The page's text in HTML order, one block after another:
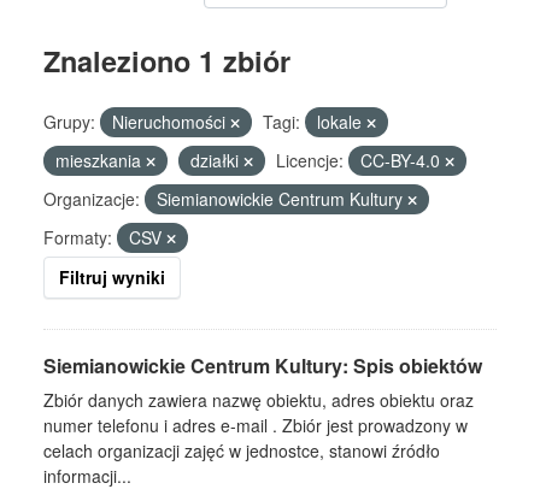
Znaleziono 1 zbiór
Grupy: Nieruchomości Tagi:
lokale
mieszkania
działki Licencje:
CC-BY-4.0
Organizacje:
Siemianowickie Centrum Kultury
Formaty:
CSV
Filtruj wyniki
Siemianowickie Centrum Kultury: Spis obiektów
Zbiór danych zawiera nazwę obiektu, adres obiektu oraz
numer telefonu i adres e-mail . Zbiór jest prowadzony w
celach organizacji zajęć w jednostce, stanowi źródło
informacji...